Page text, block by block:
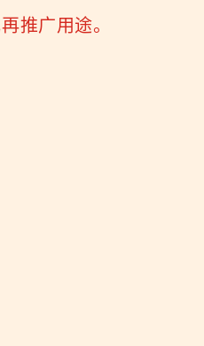
推广用途。